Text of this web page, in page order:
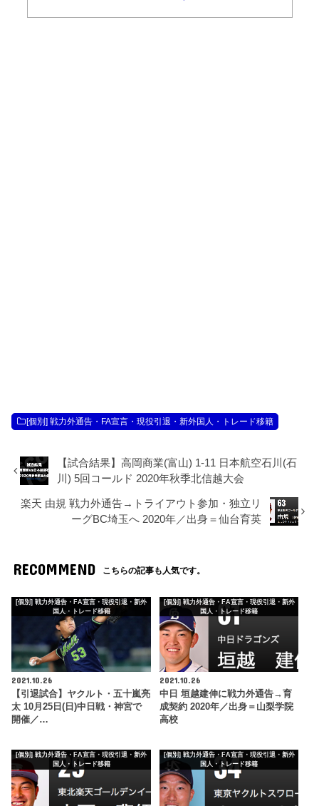
[個別] 戦力外通告・FA宣言・現役引退・新外国人・トレード移籍
【試合結果】高岡商業(富山) 1-11 日本航空石川(石
川) 5回コールド 2020年秋季北信越大会
楽天 由規 戦力外通告→トライアウト参加・独立リ
ーグBC埼玉へ 2020年／出身＝仙台育英
RECOMMEND こちらの記事も人気です。
[個別] 戦力外通告・FA宣言・現役引退・新外
国人・トレード移籍
2021.10.26
【引退試合】ヤクルト・五十嵐亮
太 10月25日(日)中日戦・神宮で
開催／…
[個別] 戦力外通告・FA宣言・現役引退・新外
国人・トレード移籍
2021.10.26
中日 垣越建伸に戦力外通告→育
成契約 2020年／出身＝山梨学院
高校
[個別] 戦力外通告・FA宣言・現役引退・新外
国人・トレード移籍
[個別] 戦力外通告・FA宣言・現役引退・新外
国人・トレード移籍